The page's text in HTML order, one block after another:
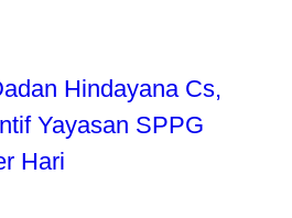
Hindayana Cs,
Yayasan SPPG
Hari